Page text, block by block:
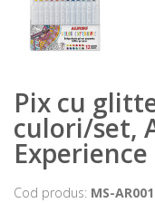
Pix cu
culori/set,
Experience
Cod produs: MS-